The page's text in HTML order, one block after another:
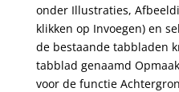
onder Illustraties,
klikken op Invoegen) en
de bestaande tabbladen
tabblad genaamd
voor de functie